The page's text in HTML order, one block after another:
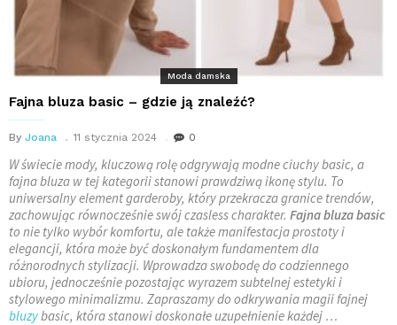
Moda damska
Fajna bluza basic – gdzie ją znaleźć?
By Joana 11 stycznia 2024 0
W świecie mody, kluczową rolę odgrywają modne ciuchy basic, a
fajna bluza w tej kategorii stanowi prawdziwą ikonę stylu. To
uniwersalny element garderoby, który przekracza granice trendów,
zachowując równocześnie swój czasless charakter. Fajna bluza basic
to nie tylko wybór komfortu, ale także manifestacja prostoty i
elegancji, która może być doskonałym fundamentem dla
różnorodnych stylizacji. Wprowadza swobodę do codziennego
ubioru, jednocześnie pozostając wyrazem subtelnej estetyki i
stylowego minimalizmu. Zapraszamy do odkrywania magii fajnej
bluzybasic, która stanowi doskonałe uzupełnienie każdej …